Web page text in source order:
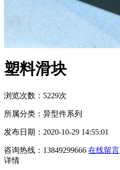
塑料滑块
浏览次数：5229次
所属分类：异型件系列
发布日期：2020-10-29 14:55:01
咨询热线：13849299666 在线留言
详情